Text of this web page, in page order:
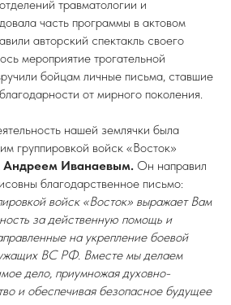
травматологии и
часть программы в актовом
авторский спектакль своего
мероприятие трогательной
бойцам личные письма, ставшие
от мирного поколения.
нашей землячки была
группировкой войск «Восток»
Андреем Иванаевым. Он направил
благодарственное письмо:
войск «Восток» выражает Вам
за действенную помощь и
на укрепление боевой
ВС РФ. Вместе мы делаем
дело, приумножая духовно-
и обеспечивая безопасное будущее